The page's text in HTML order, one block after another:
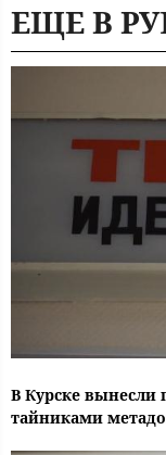
ЕЩЕ В
В Курске вынесли
тайниками